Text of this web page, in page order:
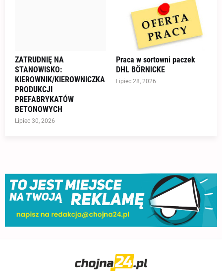
ZATRUDNIĘ NA
STANOWISKO:
KIEROWNIK/KIEROWNICZKA
PRODUKCJI
PREFABRYKATÓW
BETONOWYCH
Lipiec 30, 2026
Praca w sortowni paczek
DHL BÖRNICKE
Lipiec 28, 2026